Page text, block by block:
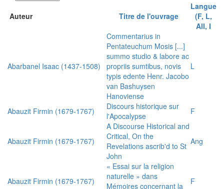
Auteur Titre de l'ouvrage
Langue
(F, L,
All, I
Abarbanel Isaac (1437-1508)
Commentarius in
Pentateuchum Mosis [...]
summo studio & labore ac
propriis sumtibus, novis
typis edente Henr. Jacobo
van Bashuysen
Hanoviense
L
Abauzit Firmin (1679-1767)
Discours historique sur
l'Apocalypse
F
Abauzit Firmin (1679-1767)
A Discourse Historical and
Critical, On the
Revelations ascrib'd to St
John
Ang
Abauzit Firmin (1679-1767)
« Essai sur la religion
naturelle » dans
Mémoires concernant la
F